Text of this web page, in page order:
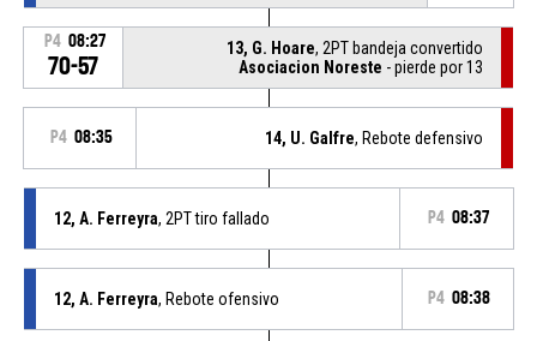
P4 08:27
70-57
13, G. Hoare, 2PT bandeja convertido
Asociacion Noreste - pierde por 13
P4 08:35 14, U. Galfre, Rebote defensivo
12, A. Ferreyra, 2PT tiro fallado P4 08:37
12, A. Ferreyra, Rebote ofensivo P4 08:38